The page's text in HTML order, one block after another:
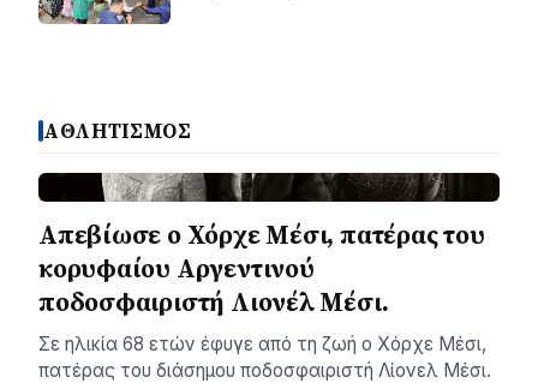
ΑΘΛΗΤΙΣΜΟΣ
Απεβίωσε ο Χόρχε Μέσι, πατέρας του
κορυφαίου Αργεντινού
ποδοσφαιριστή Λιονέλ Μέσι.
Σε ηλικία 68 ετών έφυγε από τη ζωή ο Χόρχε Μέσι,
πατέρας του διάσημου ποδοσφαιριστή Λίονελ Μέσι.